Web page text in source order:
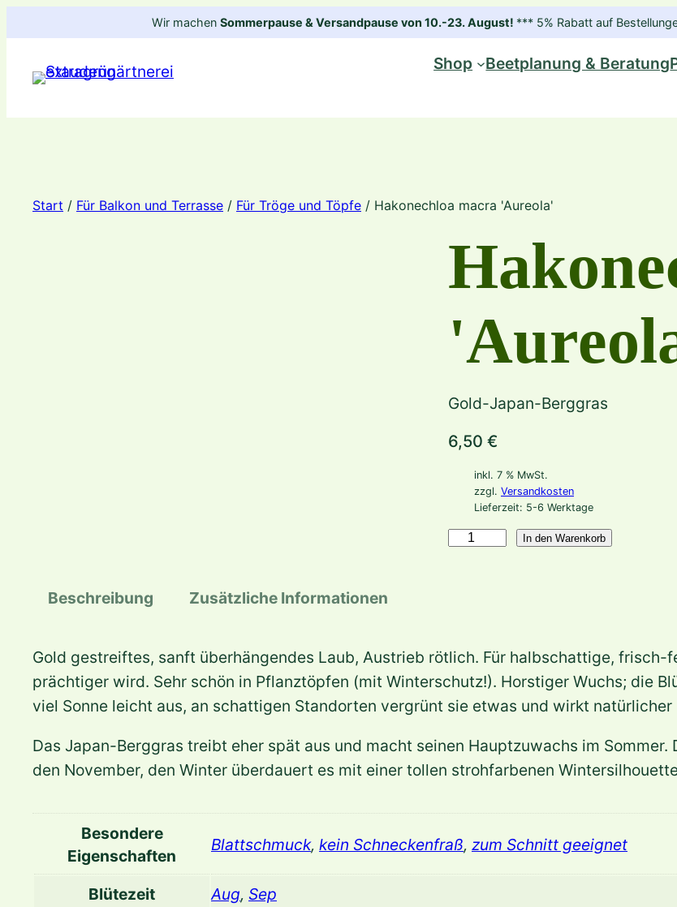
Inhalt
springen
Wir machen Sommerpause & Versandpause von 10.-23. August! *** 5% Rabatt auf
Shop Beetplanung & Beratung
Start / Für Balkon und Terrasse / Für Tröge und Töpfe / Hakonechloa macra 'Aureola'
Gold-Japan-Berggras
6,50 €
inkl. 7 % MwSt.
zzgl. Versandkosten
Lieferzeit: 5-6 Werktage
e
c
h
m
c
r
In den Warenkorb
Beschreibung Zusätzliche Informationen
Gold gestreiftes, sanft überhängendes Laub, Austrieb rötlich. Für halbschattige,
prächtiger wird. Sehr schön in Pflanztöpfen (mit Winterschutz!). Horstiger Wuchs; die
viel Sonne leicht aus, an schattigen Standorten vergrünt sie etwas und wirkt natürlicher
Das Japan-Berggras treibt eher spät aus und macht seinen Hauptzuwachs im
den November, den Winter überdauert es mit einer tollen strohfarbenen
Besondere
Eigenschaften
Blattschmuck, kein Schneckenfraß, zum Schnitt geeignet
Blütezeit Aug, Sep